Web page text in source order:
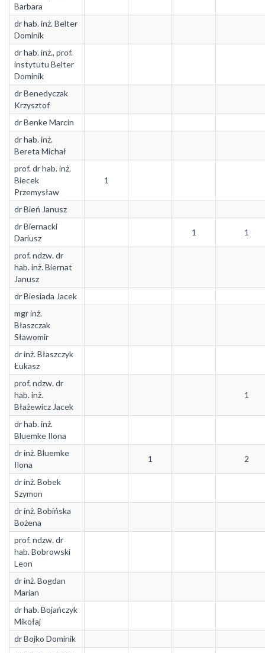
Barbara
dr hab. inż. Belter
Dominik
dr hab. inż., prof.
instytutu Belter
Dominik
dr Benedyczak
Krzysztof
dr Benke Marcin
dr hab. inż.
Bereta Michał
prof. dr hab. inż.
Biecek
Przemysław
1
dr Bień Janusz
dr Biernacki
Dariusz
1 1
prof. ndzw. dr
hab. inż. Biernat
Janusz
dr Biesiada Jacek
mgr inż.
Błaszczak
Sławomir
dr inż. Błaszczyk
Łukasz
prof. ndzw. dr
hab. inż.
Błażewicz Jacek
1
dr hab. inż.
Bluemke Ilona
dr inż. Bluemke
Ilona
1 2
dr inż. Bobek
Szymon
dr inż. Bobińska
Bożena
prof. ndzw. dr
hab. Bobrowski
Leon
dr inż. Bogdan
Marian
dr hab. Bojańczyk
Mikołaj
dr Bojko Dominik